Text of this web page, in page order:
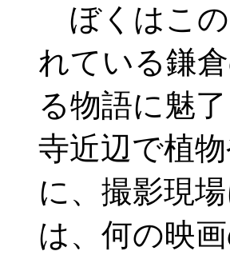
ぼくはこの
れている鎌
る物語に魅
寺近辺で植
に、撮影現
は、何の映